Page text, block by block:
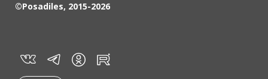
©Posadiles, 2015-2026
vk tg in rt